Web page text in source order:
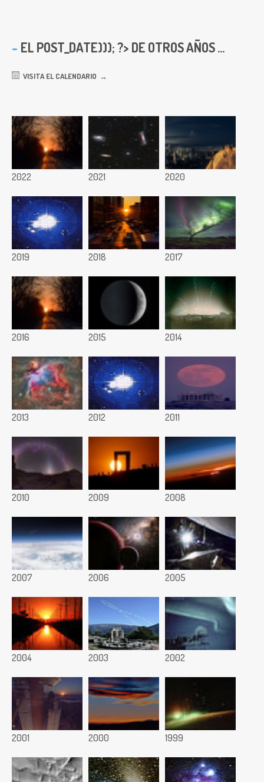
EL POST_DATE))); ?> DE OTROS AÑOS ...
VISITA EL CALENDARIO
2022 2021 2020
2019 2018 2017
2016 2015 2014
2013 2012 2011
2010 2009 2008
2007 2006 2005
2004 2003 2002
2001 2000 1999